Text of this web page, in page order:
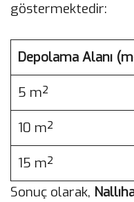
göstermektedir:
Depolama Alanı
5 m²
10 m²
15 m²
Sonuç olarak,